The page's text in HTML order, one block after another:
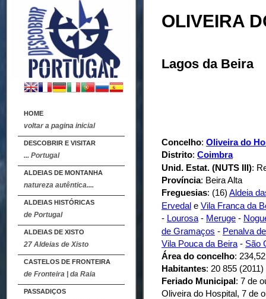
HOME
voltar a pagina inicial
DESCOBRIR E VISITAR
... Portugal
ALDEIAS DE MONTANHA
natureza autêntica....
ALDEIAS HISTÓRICAS
de Portugal
ALDEIAS DE XISTO
27 Aldeias de Xisto
CASTELOS DE FRONTEIRA
de Fronteira | da Raia
PASSADIÇOS
OLIVEIRA
Lagos da Beira
Concelho: Oliveira do
Distrito: Coimbra
Unid. Estat. (NUTS III):
Província: Beira Alta
Freguesias: (16) Aldeia
Ervedal e Vila Franca da
- Lourosa - Meruge -
de Gramaços - Penalva
Vila Pouca da Beira - São
Área do concelho:
Habitantes: 20 855 (2011)
Feriado Municipal: 7 de
Oliveira do Hospital, 7 de